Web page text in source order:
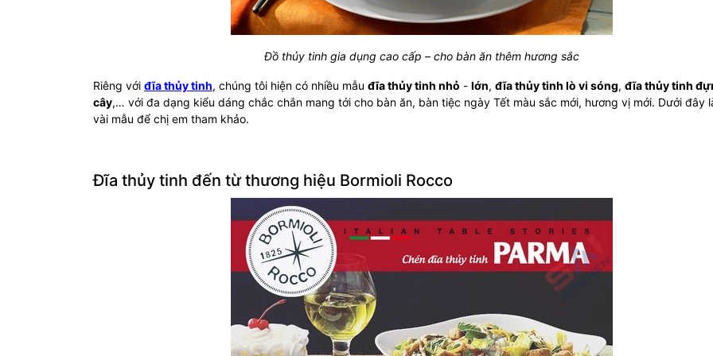
Đồ thủy tinh gia dụng cao cấp – cho bàn ăn thêm hương sắc
Riêng với đĩa thủy tinh, chúng tôi hiện có nhiều mẫu đĩa thủy tinh nhỏ - lớn, đĩa thủy tinh lò vi sóng, đĩa thủy tinh
cây,… với đa dạng kiểu dáng chắc chắn mang tới cho bàn ăn, bàn tiệc ngày Tết màu sắc mới, hương vị mới. Dưới đây
vài mẫu để chị em tham khảo.
Đĩa thủy tinh đến từ thương hiệu Bormioli Rocco